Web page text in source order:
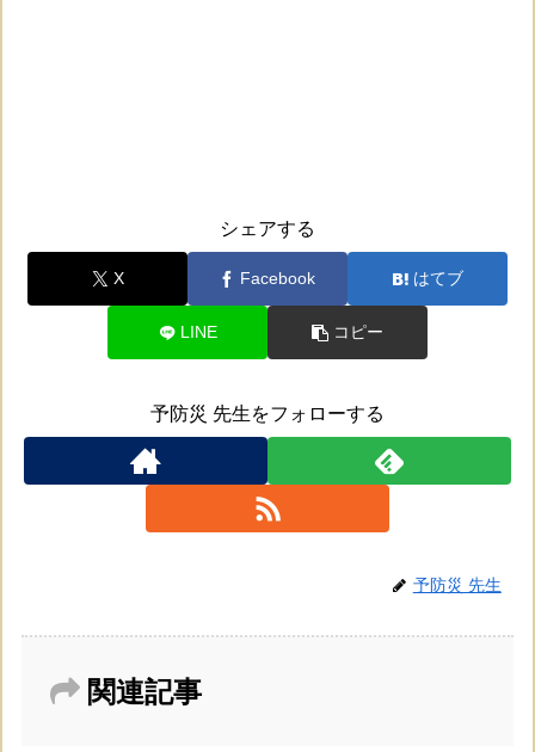
シェアする
X Facebook はてブ
LINE コピー
予防災 先生をフォローする
予防災 先生
関連記事